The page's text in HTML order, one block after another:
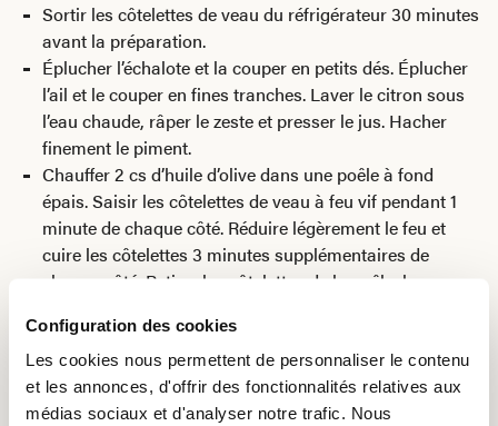
Configuration des cookies
Les cookies nous permettent de personnaliser le contenu
et les annonces, d'offrir des fonctionnalités relatives aux
médias sociaux et d'analyser notre trafic. Nous
Sortir les côtelettes de veau du réfrigérateur 30 minutes
avant la préparation.
Éplucher l’échalote et la couper en petits dés. Éplucher
l’ail et le couper en fines tranches. Laver le citron sous
l’eau chaude, râper le zeste et presser le jus. Hacher
finement le piment.
Chauffer 2 cs d’huile d’olive dans une poêle à fond
épais. Saisir les côtelettes de veau à feu vif pendant 1
minute de chaque côté. Réduire légèrement le feu et
cuire les côtelettes 3 minutes supplémentaires de
chaque côté. Retirer les côtelettes de la poêle, les
Ajouter les dés d’échalotes et l’ail à la graisse de
cuisson dans la poêle et faire revenir à feu doux.
Ajouter le piment, le jus et le zeste de citron, les moitiés
d’artichauts et les câpres. Faire revenir pendant 3